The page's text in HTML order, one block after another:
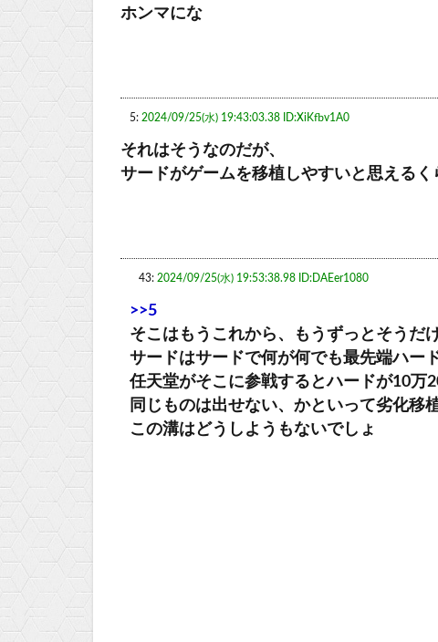
ホンマにな
5: 2024/09/25(水) 19:43:03.38 ID:XiKfbv1A0
それはそうなのだが、
サードがゲームを移植しやすいと思える
43: 2024/09/25(水) 19:53:38.98 ID:DAEer1080
>>5
そこはもうこれから、もうずっとそうだ
サードはサードで何が何でも最先端ハー
任天堂がそこに参戦するとハードが10万
同じものは出せない、かといって劣化移
この溝はどうしようもないでしょ